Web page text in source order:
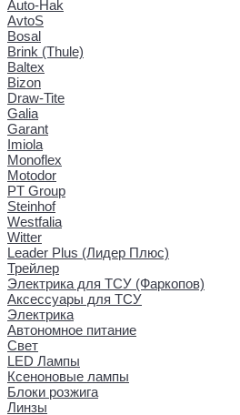
Auto-Hak
AvtoS
Bosal
Brink (Thule)
Baltex
Bizon
Draw-Tite
Galia
Garant
Imiola
Monoflex
Motodor
PT Group
Steinhof
Westfalia
Witter
Leader Plus (Лидер Плюс)
Трейлер
Электрика для ТСУ (Фаркопов)
Аксессуары для ТСУ
Электрика
Автономное питание
Свет
LED Лампы
Ксеноновые лампы
Блоки розжига
Линзы